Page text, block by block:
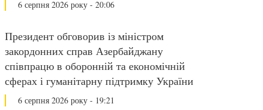
6 серпня 2026 року - 20:06
Президент обговорив із міністром
закордонних справ Азербайджану
співпрацю в оборонній та економічній
сферах і гуманітарну підтримку України
6 серпня 2026 року - 19:21